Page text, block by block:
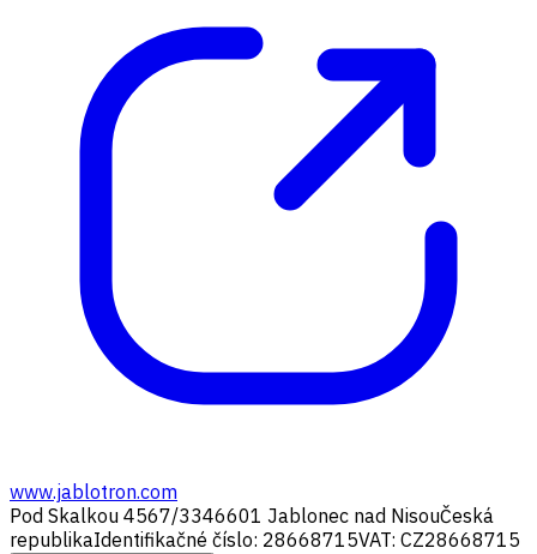
www.jablotron.com
Pod Skalkou 4567/3346601 Jablonec nad NisouČeská
republikaIdentifikačné číslo: 28668715VAT: CZ28668715